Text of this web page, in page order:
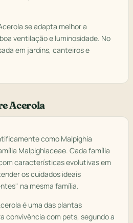
se adapta melhor a
ventilação e luminosidade. No
em jardins, canteiros e
Acerola
como Malpighia
Malpighiaceae. Cada família
características evolutivas em
os cuidados ideais
na mesma família.
é uma das plantas
convivência com pets, segundo a